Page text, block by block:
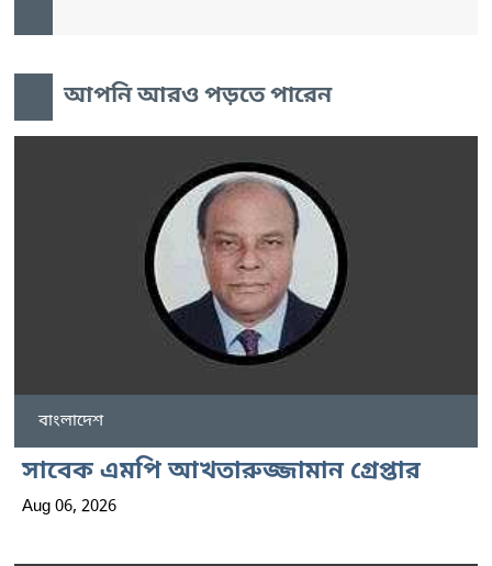
আপনি আরও পড়তে পারেন
বাংলাদেশ
সাবেক এমপি আখতারুজ্জামান গ্রেপ্তার
Aug 06, 2026